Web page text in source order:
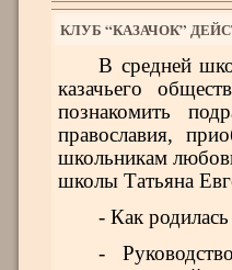
КЛУБ “КАЗАЧОК”
В средней
казачьего
познакомить
православия,
школьникам
школы Татьяна
- Как
-